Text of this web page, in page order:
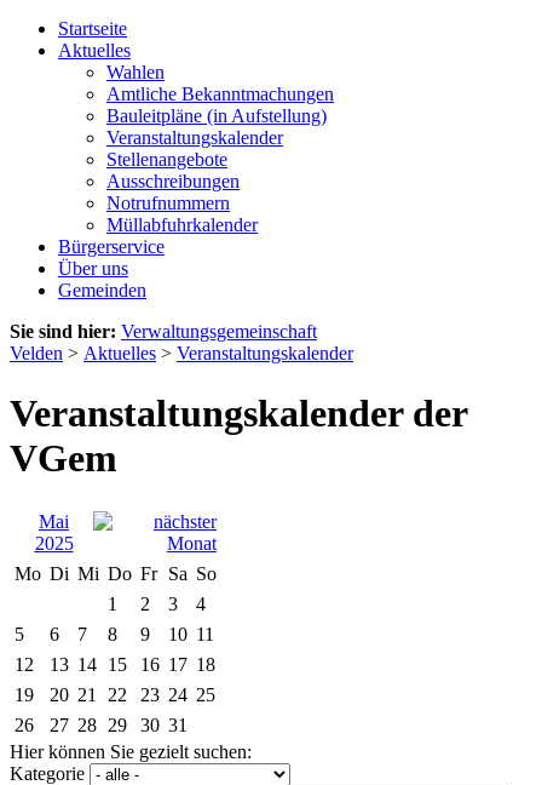
Startseite
Aktuelles
Wahlen
Amtliche Bekanntmachungen
Bauleitpläne (in Aufstellung)
Veranstaltungskalender
Stellenangebote
Ausschreibungen
Notrufnummern
Müllabfuhrkalender
Bürgerservice
Über uns
Gemeinden
Sie sind hier: Verwaltungsgemeinschaft
Velden > Aktuelles > Veranstaltungskalender
Veranstaltungskalender der
VGem
Mai
2025
Mo Di Mi Do Fr Sa So
1
2 3
4
5
6 7 8 9 10 11
12
13 14 15 16 17 18
19
20 21 22 23 24 25
26
27 28 29 30 31
Hier können Sie gezielt suchen:
Kategorie